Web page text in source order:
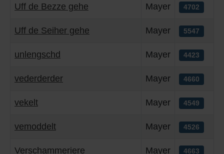
Uff de Bezze gehe Mayer 4702
Uff de Seiher gehe Mayer 5547
unlengschd Mayer 4423
vederderder Mayer 4660
vekelt Mayer 4549
vemoddelt Mayer 4526
Verschammeriere Mayer 4663